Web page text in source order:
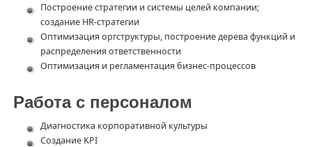
Построение стратегии и системы целей компании;
создание HR-стратегии
Оптимизация оргструктуры, построение дерева функций и
распределения ответственности
Оптимизация и регламентация бизнес-процессов
Работа с персоналом
Диагностика корпоративной культуры
Создание KPI